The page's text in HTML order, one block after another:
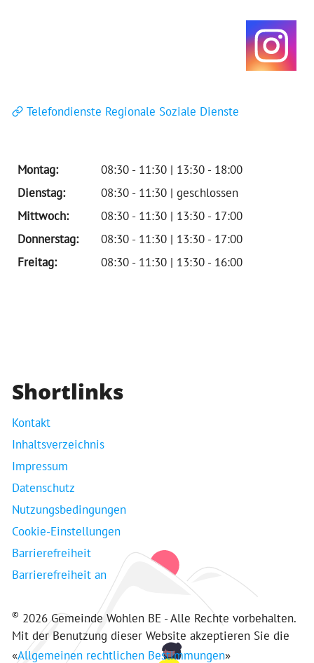
Telefondienste Regionale Soziale Dienste
Montag:
08:30 - 11:30 | 13:30 - 18:00
Dienstag:
08:30 - 11:30 | geschlossen
Mittwoch:
08:30 - 11:30 | 13:30 - 17:00
Donnerstag:
08:30 - 11:30 | 13:30 - 17:00
Freitag:
08:30 - 11:30 | 13:30 - 16:00
Shortlinks
Kontakt
Inhaltsverzeichnis
Impressum
Datenschutz
Nutzungsbedingungen
Cookie-Einstellungen
Barrierefreiheit
Barrierefreiheit an
© 2026 Gemeinde Wohlen BE - Alle Rechte vorbehalten.
Mit der Benutzung dieser Website akzeptieren Sie die
«Allgemeinen rechtlichen Bestimmungen»